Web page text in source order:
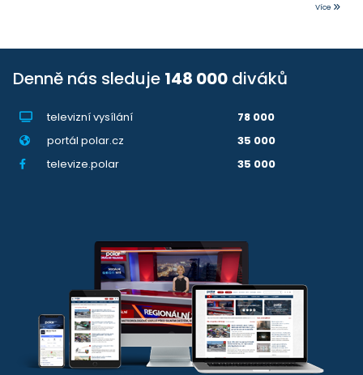
Více
Denně nás sleduje 148 000 diváků
televizní vysílání
78 000
portál polar.cz
35 000
televize.polar
35 000